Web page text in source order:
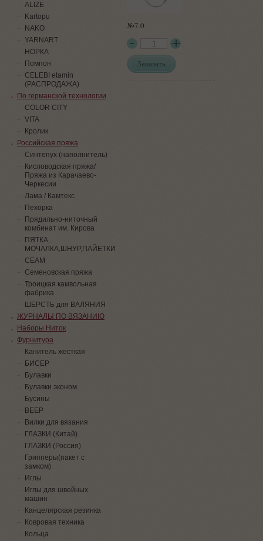
№7.0
Заказать
ALIZE
Kartopu
NAKO
YARNART
НОРКА
Помпон
СELEBI etamin
(РАСПРОДАЖА)
По германской технологии
COLOR CITY
VITA
Кролик
Российская пряжа
Синтепух (наполнитель)
Кисловодская пряжа/
Пряжа из Карачаево-
Черкесии
Лама / Камтекс
Пехорка
Прядильно-ниточный
комбинат им. Кирова
ПЯТКА,
МОЧАЛКА,ШНУР,ПАЙЕТКИ
СЕАМ
Семеновская пряжа
Троицкая камвольная
фабрика
ШЕРСТЬ для ВАЛЯНИЯ
ЖУРНАЛЫ ПО ВЯЗАНИЮ
Наборы Ниток
Фурнитура
Канитель жесткая
БИСЕР
Булавки
Булавки эконом.
Бусины
ВЕЕР
Вилки для вязания
ГЛАЗКИ (Китай)
ГЛАЗКИ (Россия)
Грипперы(пакет с
замком)
Иглы
Иглы для швейных
машин
Канцелярская резинка
Ковровая техника
Кольца